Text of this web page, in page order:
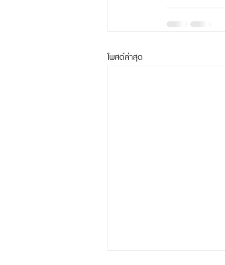
โพสต์ล่าสุด